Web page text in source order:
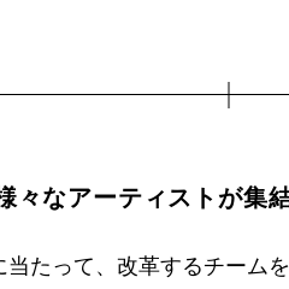
々なアーティストが集
たって、改革するチーム